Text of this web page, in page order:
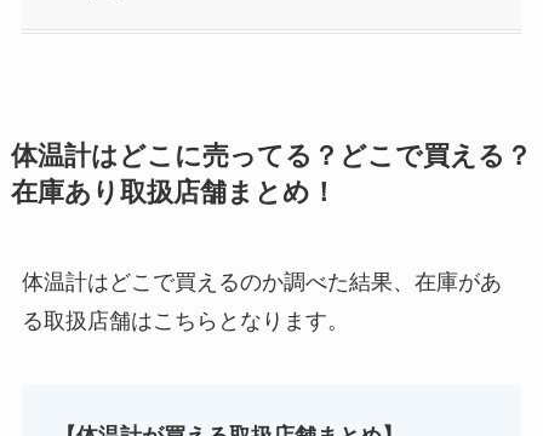
背脂はどこに売ってる？業務スーパーやイオンで
体温計はどこに売ってる？どこで買える？
在庫あり取扱店舗まとめ！
体温計はどこで買えるのか調べた結果、在庫があ
る取扱店舗はこちらとなります。